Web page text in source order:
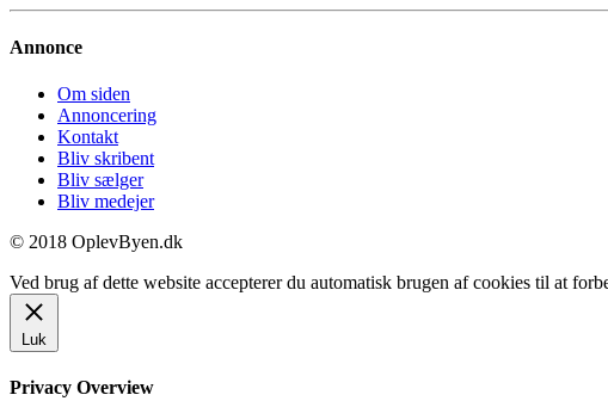
Annonce
Om siden
Annoncering
Kontakt
Bliv skribent
Bliv sælger
Bliv medejer
© 2018 OplevByen.dk
Ved brug af dette website accepterer du automatisk brugen af cookies til at
Luk
Privacy Overview